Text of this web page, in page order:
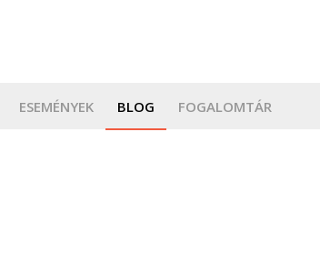
ESEMÉNYEK BLOG FOGALOMTÁR